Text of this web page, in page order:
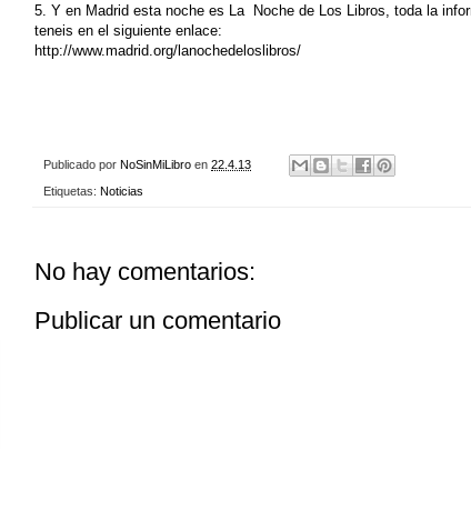
5. Y en Madrid esta noche es La Noche de Los Libros, toda la
teneis en el siguiente enlace:
http://www.madrid.org/lanochedeloslibros/
Publicado por NoSinMiLibro en 22.4.13
Etiquetas: Noticias
No hay comentarios:
Publicar un comentario